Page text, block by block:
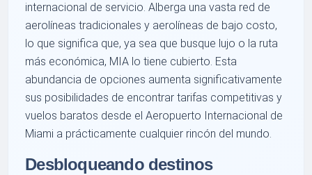
internacional de servicio. Alberga una vasta red de
aerolíneas tradicionales y aerolíneas de bajo costo,
lo que significa que, ya sea que busque lujo o la ruta
más económica, MIA lo tiene cubierto. Esta
abundancia de opciones aumenta significativamente
sus posibilidades de encontrar tarifas competitivas y
vuelos baratos desde el Aeropuerto Internacional de
Miami a prácticamente cualquier rincón del mundo.
Desbloqueando destinos